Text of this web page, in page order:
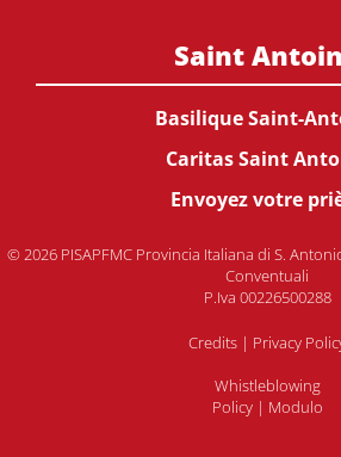
Saint
Basilique Saint-
Caritas Saint
Envoyez votre
© 2026 PISAPFMC Provincia Italiana di S.
Conventuali
P.Iva 00226500288
Credits | Privacy
Whistleblowing
Policy| Modulo